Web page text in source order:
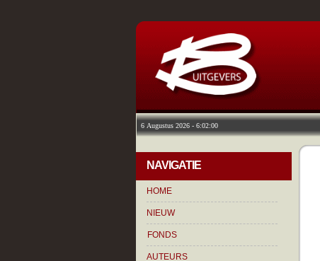
NAVIGATIE
HOME
NIEUW
FONDS
AUTEURS